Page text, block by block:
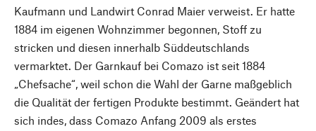
Kaufmann und Landwirt Conrad Maier verweist. Er hatte
1884 im eigenen Wohnzimmer begonnen, Stoff zu
stricken und diesen innerhalb Süddeutschlands
vermarktet. Der Garnkauf bei Comazo ist seit 1884
„Chefsache“, weil schon die Wahl der Garne maßgeblich
die Qualität der fertigen Produkte bestimmt. Geändert hat
sich indes, dass Comazo Anfang 2009 als erstes